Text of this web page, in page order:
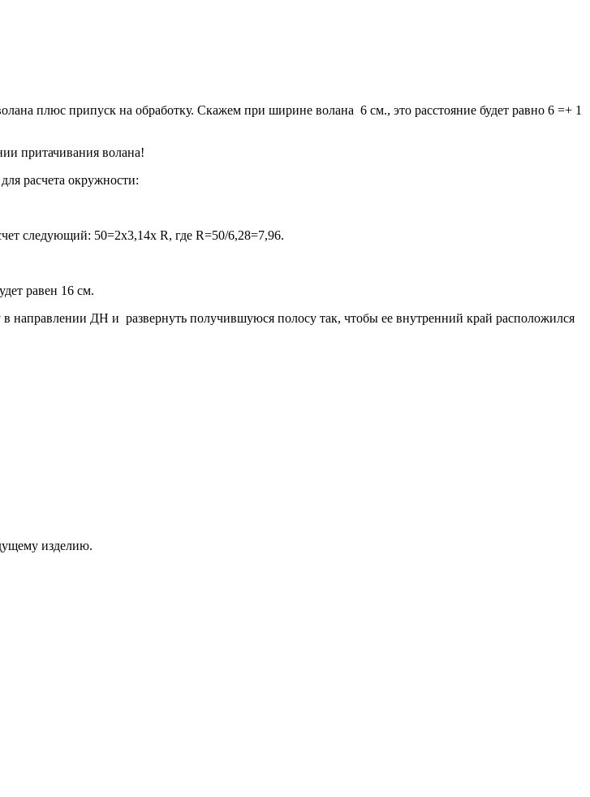
плюс припуск на обработку. Скажем при ширине волана 6 см., это расстояние будет равно 6 =+ 1
притачивания волана!
расчета окружности:
следующий: 50=2х3,14х R, где R=50/6,28=7,96.
равен 16 см.
в направлении ДН и развернуть получившуюся полосу так, чтобы ее внутренний край расположился
изделию.